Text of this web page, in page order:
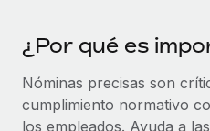
Apertura de entidades
Abre entidades conforme
Movilidad y reubicación
Reubica a los empleados
Novedades de producto
Integraciones con
Management Plus
La misión de Remote sigue
¿Por qué es
Nóminas precisas son
cumplimiento normativo
los empleados. Ayuda a